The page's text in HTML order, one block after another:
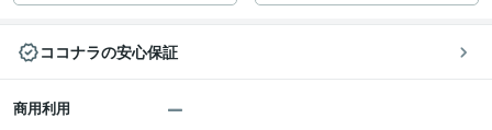
ココナラの安心保証
商用利用